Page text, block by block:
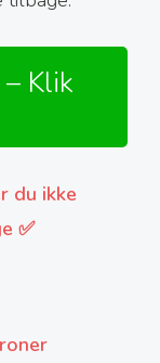
Klik
du ikke
✅